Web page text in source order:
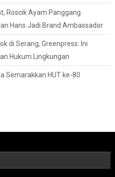
Roscik Ayam Panggang
Hans Jadi Brand Ambassador
di Serang, Greenpress: Ini
Hukum Lingkungan
Semarakkan HUT ke-80